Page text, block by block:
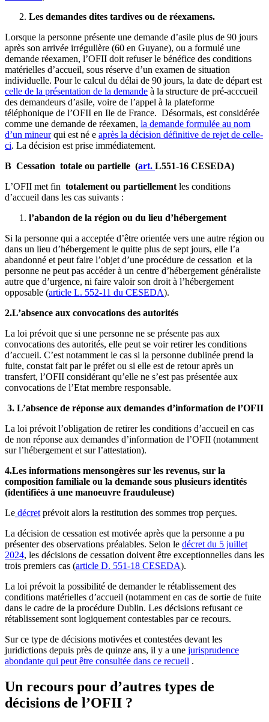
Les demandes dites tardives ou de réexamens.
Lorsque la personne présente une demande d’asile plus de 90 jours
après son arrivée irrégulière (60 en Guyane), ou a formulé une
demande réexamen, l’OFII doit refuser le bénéfice des conditions
matérielles d’accueil, sous réserve d’un examen de situation
individuelle. Pour le calcul du délai de 90 jours, la date de départ est
celle de la présentation de la demande à la structure de pré-acccueil
des demandeurs d’asile, voire de l’appel à la plateforme
téléphonique de l’OFII en Ile de France. Désormais, est considérée
comme une demande de réexamen, la demande formulée au nom
d’un mineurqui est né e après la décision définitive de rejet de celle-
ci. La décision est prise immédiatement.
B Cessation totale ou partielle (art. L551-16 CESEDA)
L’OFII met fin totalement ou partiellement les conditions
d’accueil dans les cas suivants :
l’abandon de la région ou du lieu d’hébergement
Si la personne qui a acceptée d’être orientée vers une autre région ou
dans un lieu d’hébergement le quitte plus de sept jours, elle l’a
abandonné et peut faire l’objet d’une procédure de cessation et la
personne ne peut pas accéder à un centre d’hébergement généraliste
autre que d’urgence, ni faire valoir son droit à l’hébergement
opposable (article L. 552-11 du CESEDA).
2.L’absence aux convocations des autorités
La loi prévoit que si une personne ne se présente pas aux
convocations des autorités, elle peut se voir retirer les conditions
d’accueil. C’est notamment le cas si la personne dublinée prend la
fuite, constat fait par le préfet ou si elle est de retour après un
transfert, l’OFII considérant qu’elle ne s’est pas présentée aux
convocations de l’Etat membre responsable.
3. L’absence de réponse aux demandes d’information de l’OFII
La loi prévoit l’obligation de retirer les conditions d’accueil en cas
de non réponse aux demandes d’information de l’OFII (notamment
sur l’hébergement et sur l’attestation).
4.Les informations mensongères sur les revenus, sur la
composition familiale ou la demande sous plusieurs identités
(identifiées à une manoeuvre frauduleuse)
Le décret prévoit alors la restitution des sommes trop perçues.
La décision de cessation est motivée après que la personne a pu
présenter des observations préalables. Selon le décret du 5 juillet
2024, les décisions de cessation doivent être exceptionnelles dans les
trois premiers cas (article D. 551-18 CESEDA).
La loi prévoit la possibilité de demander le rétablissement des
conditions matérielles d’accueil (notamment en cas de sortie de fuite
dans le cadre de la procédure Dublin. Les décisions refusant ce
rétablissement sont logiquement contestables par ce recours.
Sur ce type de décisions motivées et contestées devant les
juridictions depuis près de quinze ans, il y a une jurisprudence
abondante qui peut être consultée dans ce recueil .
Un recours pour d’autres types de
décisions de l’OFII ?